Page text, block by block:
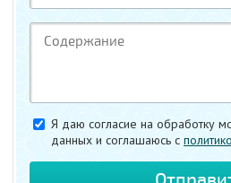
Я даю согласие на обработку
данных и соглашаюсь c